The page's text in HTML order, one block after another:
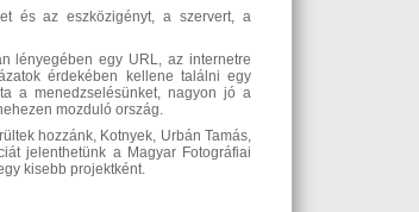
és az eszközigényt, a szervert, a
lényegében egy URL, az internetre
érdekében kellene találni egy
a menedzselésünket, nagyon jó a
mozduló ország.
hozzánk, Kotnyek, Urbán Tamás,
jelenthetünk a Magyar Fotográfiai
kisebb projektként.